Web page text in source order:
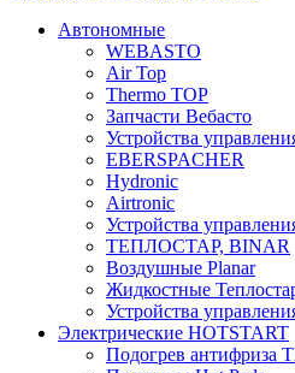
Автономные
WEBASTO
Air Top
Thermo TOP
Запчасти Вебасто
Устройства
EBERSPACHER
Hydronic
Airtronic
Устройства
ТЕПЛОСТАР, BINAR
Воздушные Planar
Жидкостные
Устройства
Электрические HOTSTART
Подогрев антифриза